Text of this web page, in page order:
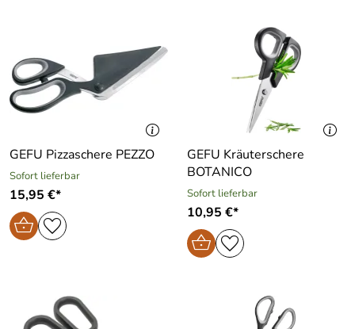
GEFU Pizzaschere PEZZO
Sofort lieferbar
15,95 €*
GEFU Kräuterschere
BOTANICO
Sofort lieferbar
10,95 €*